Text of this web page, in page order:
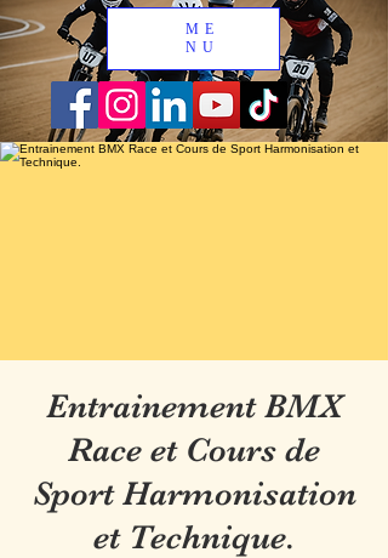
ME
NU
Entrainement BMX
Race et Cours de
Sport Harmonisation
et Technique.